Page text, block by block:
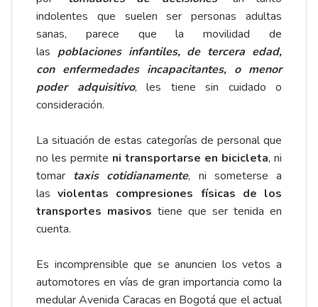
indolentes que suelen ser personas adultas
sanas, parece que la movilidad de
las poblaciones infantiles, de tercera edad,
con enfermedades incapacitantes, o menor
poder adquisitivo, les tiene sin cuidado o
consideración.
La situación de estas categorías de personal que
no les permite ni transportarse en bicicleta, ni
tomar taxis cotidianamente, ni someterse a
lasviolentas compresiones físicas de los
transportes masivos tiene que ser tenida en
cuenta.
Es incomprensible que se anuncien los vetos a
automotores en vías de gran importancia como la
medular Avenida Caracas en Bogotá que el actual